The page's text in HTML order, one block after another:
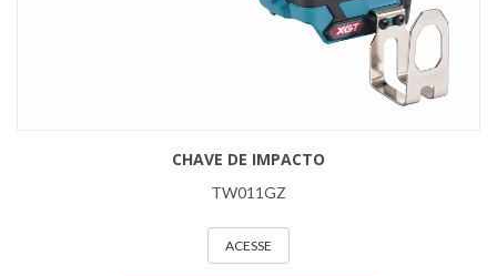
CHAVE DE IMPACTO
TW011GZ
ACESSE